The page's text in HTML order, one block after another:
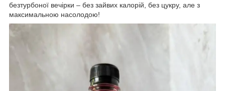
безтурбоної вечірки – без зайвих калорій, без цукру, але з
максимальною насолодою!